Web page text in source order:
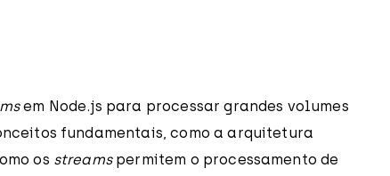
em Node.js para processar grandes volumes
fundamentais, como a arquitetura
os streamspermitem o processamento de